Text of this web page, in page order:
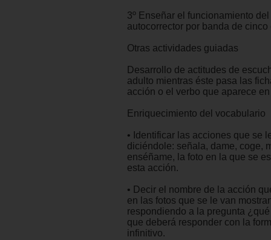
3º Enseñar el funcionamiento
autocorrector por banda de cinco
Otras actividades guiadas
Desarrollo de actitudes de
adulto mientras éste pasa las
acción o el verbo que aparece
Enriquecimiento del vocabulario
• Identificar las acciones que se
diciéndole: señala, dame, coge,
enséñame, la foto en la que se
esta acción.
• Decir el nombre de la acción
en las fotos que se le van
respondiendo a la pregunta
que deberá responder con la
infinitivo.